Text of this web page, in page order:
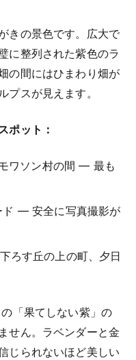
きの景色です。広大で
に整列された紫色のラ
の間にはひまわり畑が
プスが見えます。
ポット：
ワソン村の間 — 最も
ド — 安全に写真撮影が
ろす丘の上の町、夕日
の「果てしない紫」の
せん。ラベンダーと金
じられないほど美しい